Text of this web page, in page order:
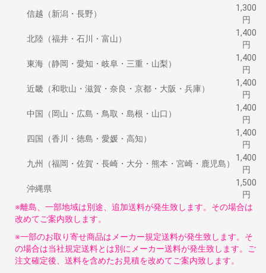
信越（新潟・長野）
1,300
円
北陸（福井・石川・富山）
1,400
円
東海（静岡・愛知・岐阜・三重・山梨）
1,400
円
近畿（和歌山・滋賀・奈良・京都・大阪・兵庫）
1,400
円
中国（岡山・広島・鳥取・島根・山口）
1,400
円
四国（香川・徳島・愛媛・高知）
1,400
円
九州（福岡・佐賀・長崎・大分・熊本・宮崎・鹿児島）
1,400
円
沖縄県
1,500
円
※離島、一部地域は別途、追加送料が発生致します。その場合は
改めてご案内致します。
※一部のお取り寄せ商品はメーカー規定送料が発生致します。そ
の場合は当社規定送料とは別にメーカー送料が発生致します。ご
注文確定後、送料を含めたお見積を改めてご案内致します。